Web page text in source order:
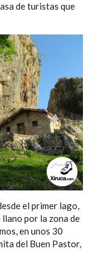
de turistas que
el primer lago,
por la zona de
en unos 30
del Buen Pastor,